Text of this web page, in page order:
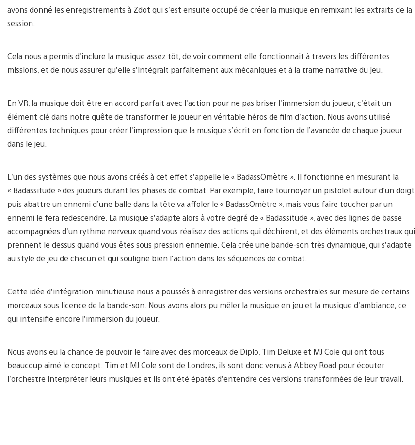
avons donné les enregistrements à Zdot qui s’est ensuite occupé de créer la musique en remixant les extraits de la
session.
Cela nous a permis d’inclure la musique assez tôt, de voir comment elle fonctionnait à travers les différentes
missions, et de nous assurer qu’elle s’intégrait parfaitement aux mécaniques et à la trame narrative du jeu.
En VR, la musique doit être en accord parfait avec l’action pour ne pas briser l’immersion du joueur, c’était un
élément clé dans notre quête de transformer le joueur en véritable héros de film d’action. Nous avons utilisé
différentes techniques pour créer l’impression que la musique s’écrit en fonction de l’avancée de chaque joueur
dans le jeu.
L’un des systèmes que nous avons créés à cet effet s’appelle le « BadassOmètre ». Il fonctionne en mesurant la
« Badassitude » des joueurs durant les phases de combat. Par exemple, faire tournoyer un pistolet autour d’un doigt
puis abattre un ennemi d’une balle dans la tête va affoler le « BadassOmètre », mais vous faire toucher par un
ennemi le fera redescendre. La musique s’adapte alors à votre degré de « Badassitude », avec des lignes de basse
accompagnées d’un rythme nerveux quand vous réalisez des actions qui déchirent, et des éléments orchestraux qui
prennent le dessus quand vous êtes sous pression ennemie. Cela crée une bande-son très dynamique, qui s’adapte
au style de jeu de chacun et qui souligne bien l’action dans les séquences de combat.
Cette idée d’intégration minutieuse nous a poussés à enregistrer des versions orchestrales sur mesure de certains
morceaux sous licence de la bande-son. Nous avons alors pu mêler la musique en jeu et la musique d’ambiance, ce
qui intensifie encore l’immersion du joueur.
Nous avons eu la chance de pouvoir le faire avec des morceaux de Diplo, Tim Deluxe et MJ Cole qui ont tous
beaucoup aimé le concept. Tim et MJ Cole sont de Londres, ils sont donc venus à Abbey Road pour écouter
l’orchestre interpréter leurs musiques et ils ont été épatés d’entendre ces versions transformées de leur travail.